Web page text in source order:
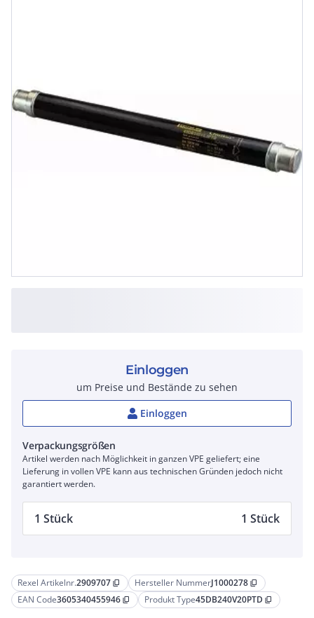
Rexel Artikelnr.2909707 content_copy Hersteller NummerJ1000278 content_copy
EAN Code3605340455946 content_copy Produkt Type45DB240V20PTD content_copy
Einloggen
um Preise und Bestände zu sehen
Einloggen
Verpackungsgrößen
Artikel werden nach Möglichkeit in ganzen VPE geliefert; eine
Lieferung in vollen VPE kann aus technischen Gründen jedoch nicht
garantiert werden.
1 Stück 1 Stück